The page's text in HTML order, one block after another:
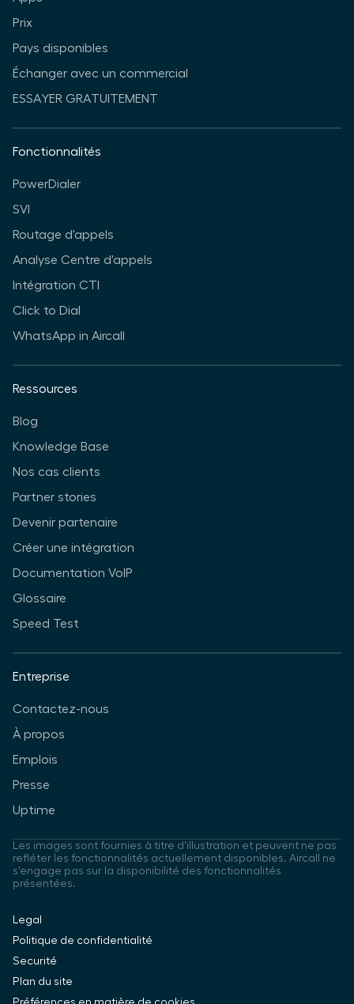
Prix
Pays disponibles
Échanger avec un commercial
ESSAYER GRATUITEMENT
Fonctionnalités
PowerDialer
SVI
Routage d'appels
Analyse Centre d'appels
Intégration CTI
Click to Dial
WhatsApp in Aircall
Ressources
Blog
Knowledge Base
Nos cas clients
Partner stories
Devenir partenaire
Créer une intégration
Documentation VoIP
Glossaire
Speed Test
Entreprise
Contactez-nous
À propos
Emplois
Presse
Uptime
Les images sont fournies à titre d'illustration et peuvent ne pas
refléter les fonctionnalités actuellement disponibles. Aircall ne
s'engage pas sur la disponibilité des fonctionnalités
présentées.
Legal
Politique de confidentialité
Securité
Plan du site